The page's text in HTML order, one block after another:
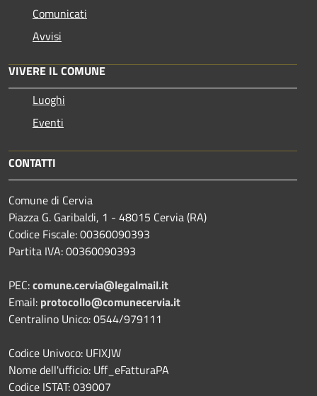
Comunicati
Avvisi
VIVERE IL COMUNE
Luoghi
Eventi
CONTATTI
Comune di Cervia
Piazza G. Garibaldi, 1 - 48015 Cervia (RA)
Codice Fiscale: 00360090393
Partita IVA: 00360090393
PEC:comune.cervia@legalmail.it
Email: protocollo@comunecervia.it
Centralino Unico: 0544/979111
Codice Univoco: UFIXJW
Nome dell'ufficio: Uff_eFatturaPA
Codice ISTAT: 039007